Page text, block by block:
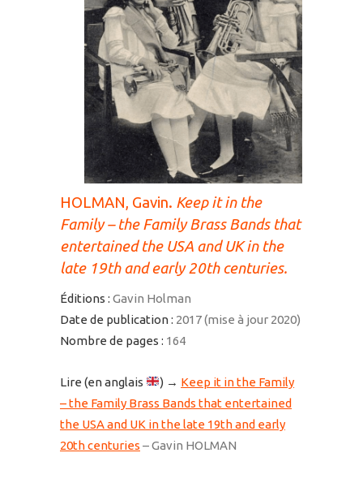
HOLMAN, Gavin. Keep it in the
Family – the Family Brass Bands that
entertained the USA and UK in the
late 19th and early 20th centuries.
Éditions : Gavin Holman
Date de publication : 2017 (mise à jour 2020)
Nombre de pages : 164
Lire (en anglais ) → Keep it in the Family
– the Family Brass Bands that entertained
the USA and UK in the late 19th and early
20th centuries – Gavin HOLMAN